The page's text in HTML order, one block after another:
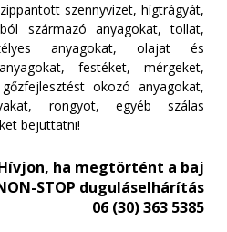
szennyvizet, hígtrágyát,
származó anyagokat, tollat,
anyagokat, olajat és
festéket, mérgeket,
okozó anyagokat,
rongyot, egyéb szálas
bejuttatni!
ha megtörtént a baj
STOP duguláselhárítás
06 (30) 363 5385